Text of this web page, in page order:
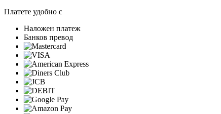
Платете удобно с
Наложен платеж
Банков превод